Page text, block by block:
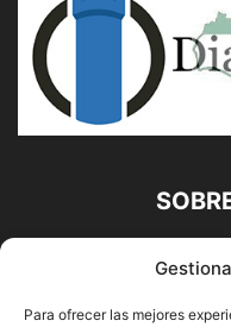
Para ofrecer las mejores
Diario Alhaurín
Francisco E. López
Alhaurín de la